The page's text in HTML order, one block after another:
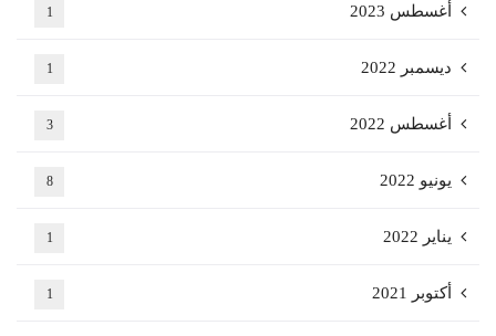
أغسطس 2023 1
ديسمبر 2022 1
أغسطس 2022 3
يونيو 2022 8
يناير 2022 1
أكتوبر 2021 1